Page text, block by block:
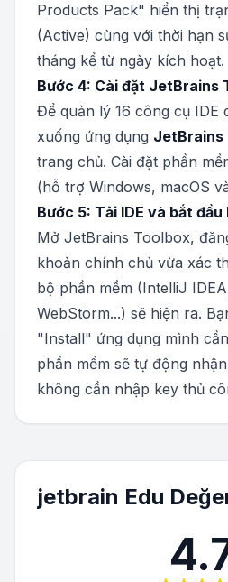
Products Pack" hiển thị
(Active) cùng với thời hạn
tháng kể từ ngày kích hoạt.
Bước 4: Cài đặt JetBrains
Để quản lý 16 công cụ IDE
xuống ứng dụng JetBrains
trang chủ. Cài đặt phần
(hỗ trợ Windows, macOS
Bước 5: Tải IDE và bắt
Mở JetBrains Toolbox,
khoản chính chủ vừa xác
bộ phần mềm (IntelliJ
WebStorm...) sẽ hiện ra.
"Install" ứng dụng mình
phần mềm sẽ tự động
không cần nhập key thủ
jetbrain Edu